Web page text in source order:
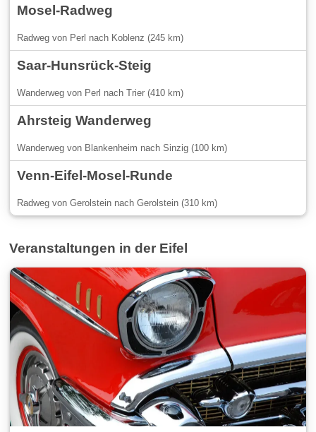
Mosel-Radweg
Radweg von Perl nach Koblenz (245 km)
Saar-Hunsrück-Steig
Wanderweg von Perl nach Trier (410 km)
Ahrsteig Wanderweg
Wanderweg von Blankenheim nach Sinzig (100 km)
Venn-Eifel-Mosel-Runde
Radweg von Gerolstein nach Gerolstein (310 km)
Veranstaltungen in der Eifel